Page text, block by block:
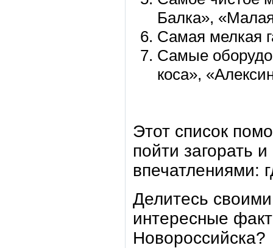
Балка»,
Самая мелкая
Самые
коса»,
Этот список
пойти загорать
впечатлениями:
Делитесь
интересные
Новороссийска?